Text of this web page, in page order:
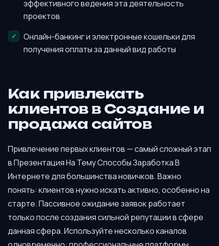
эффективного ведения эта деятельность
проектов
Онлайн-банкинг и электронные кошельки для
получения оплаты за данный вид работы
Как привлекать
клиентов в Создание и
продажа сайтов
Привлечение первых клиентов — самый сложный этап
в Презентация На Тему Способы Заработка В
Интернете для большинства новичков. Важно
понять: клиентов нужно искать активно, особенно на
старте. Пассивное ожидание заявок работает
только после создания сильной репутации в сфере
данная сфера. Используйте несколько каналов